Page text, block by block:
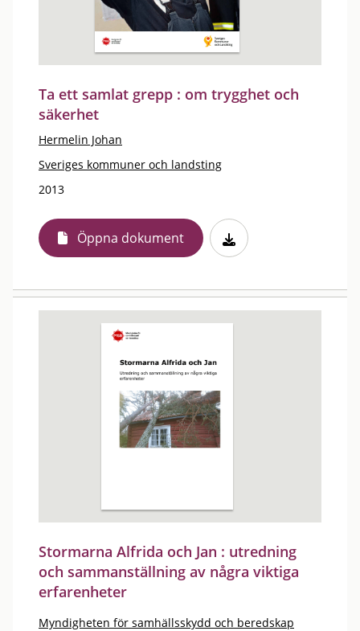
Ta ett samlat grepp : om trygghet och
säkerhet
Hermelin Johan
Sveriges kommuner och landsting
2013
Öppna dokument
Stormarna Alfrida och Jan : utredning
och sammanställning av några viktiga
erfarenheter
Myndigheten för samhällsskydd och beredskap